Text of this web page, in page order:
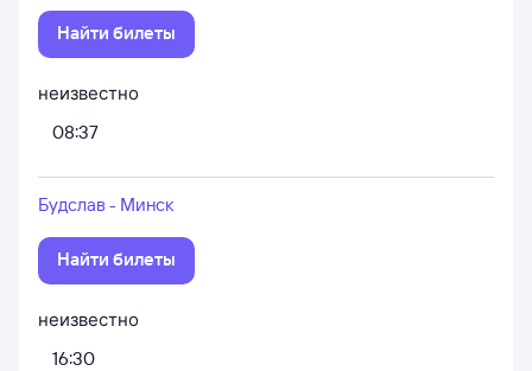
Найти билеты
неизвестно
08:37
Будслав - Минск
Найти билеты
неизвестно
16:30